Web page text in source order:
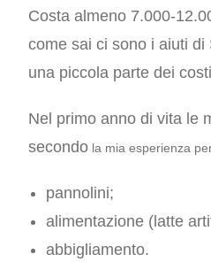
Costa almeno 7.000-
come sai ci sono i aiuti
una piccola parte dei
Nel primo anno di vita le
secondo la mia esperienza
pannolini;
alimentazione (latte
abbigliamento.